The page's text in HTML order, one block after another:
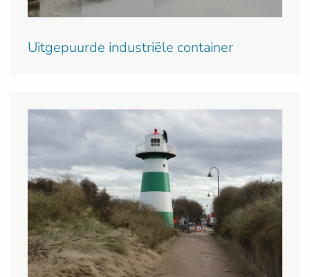
Uitgepuurde industriële container